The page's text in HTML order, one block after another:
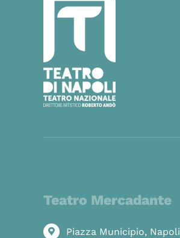
Teatro Mercadante
Piazza Municipio, Napoli